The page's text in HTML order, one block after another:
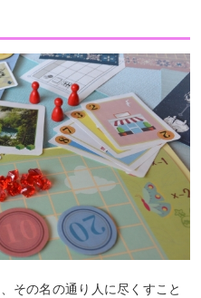
その名の通り人に尽くすこと